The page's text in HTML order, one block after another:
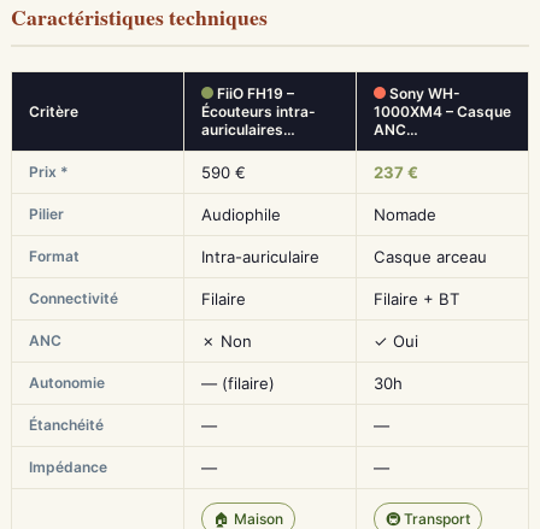
Caractéristiques techniques
Critère
FiiO FH19 –
Écouteurs intra-
auriculaires…
Sony WH-
1000XM4 – Casque
ANC…
Prix * 590 € 237 €
Pilier Audiophile Nomade
Format Intra-auriculaire Casque arceau
Connectivité Filaire Filaire + BT
ANC ✗ Non ✓ Oui
Autonomie — (filaire) 30h
Étanchéité — —
Impédance — —
🏠 Maison 🚇 Transport